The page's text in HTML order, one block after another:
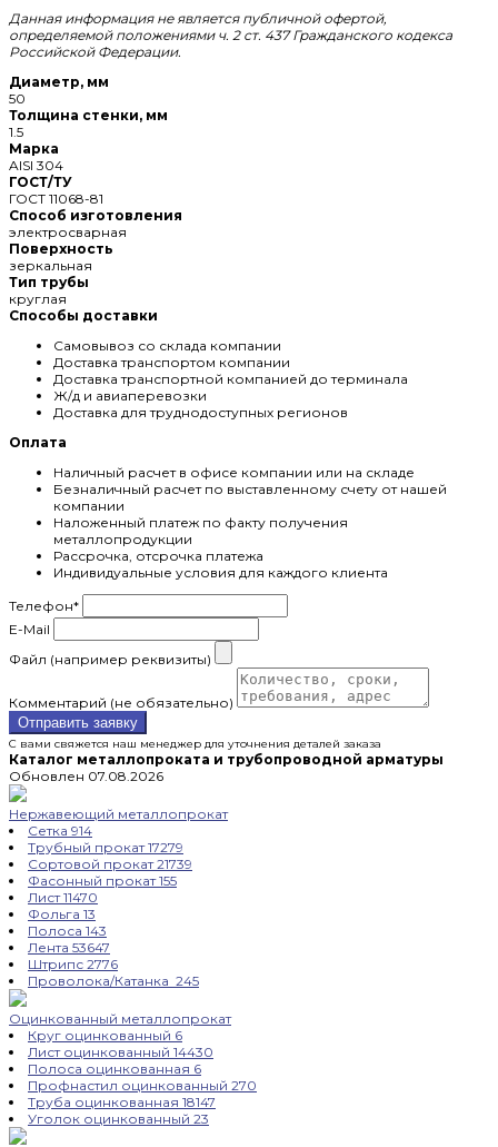
Данная информация не является публичной офертой,
определяемой положениями ч. 2 ст. 437 Гражданского кодекса
Российской Федерации.
Диаметр, мм
50
Толщина стенки, мм
1.5
Марка
AISI 304
ГОСТ/ТУ
ГОСТ 11068-81
Способ изготовления
электросварная
Поверхность
зеркальная
Тип трубы
круглая
Способы доставки
Самовывоз со склада компании
Доставка транспортом компании
Доставка транспортной компанией до терминала
Ж/д и авиаперевозки
Доставка для труднодоступных регионов
Оплата
Наличный расчет в офисе компании или на складе
Безналичный расчет по выставленному счету от нашей
компании
Наложенный платеж по факту получения
металлопродукции
Рассрочка, отсрочка платежа
Индивидуальные условия для каждого клиента
Телефон*
E-Mail
Файл (например реквизиты)
Комментарий (не обязательно)
Отправить заявку
С вами свяжется наш менеджер для уточнения деталей заказа
Каталог металлопроката и трубопроводной арматуры
Обновлен 07.08.2026
Нержавеющий металлопрокат
Сетка 914
Трубный прокат17279
Сортовой прокат21739
Фасонный прокат155
Лист11470
Фольга 13
Полоса 143
Лента 53647
Штрипс 2776
Проволока/Катанка 245
Оцинкованный металлопрокат
Круг оцинкованный 6
Лист оцинкованный 14430
Полоса оцинкованная 6
Профнастил оцинкованный 270
Труба оцинкованная 18147
Уголок оцинкованный 23